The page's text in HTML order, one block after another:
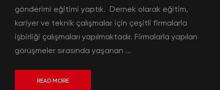
gönderimi eğitimi yaptık. Dernek olarak eğitim,
kariyer ve teknik çalışmalar için çeşitli firmalarla
işbirliği çalışmaları yapılmaktadır. Firmalarla yapılan
görüşmeler sırasında yaşanan ...
READ MORE